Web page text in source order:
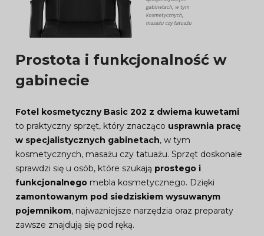
Prostota i funkcjonalność w
gabinecie
Fotel kosmetyczny Basic 202 z dwiema kuwetami
to praktyczny sprzęt, który znacząco usprawnia pracę
w specjalistycznych gabinetach, w tym
kosmetycznych, masażu czy tatuażu. Sprzęt doskonale
sprawdzi się u osób, które szukają prostego i
funkcjonalnego mebla kosmetycznego. Dzięki
zamontowanym pod siedziskiem wysuwanym
pojemnikom, najważniejsze narzędzia oraz preparaty
zawsze znajdują się pod ręką.